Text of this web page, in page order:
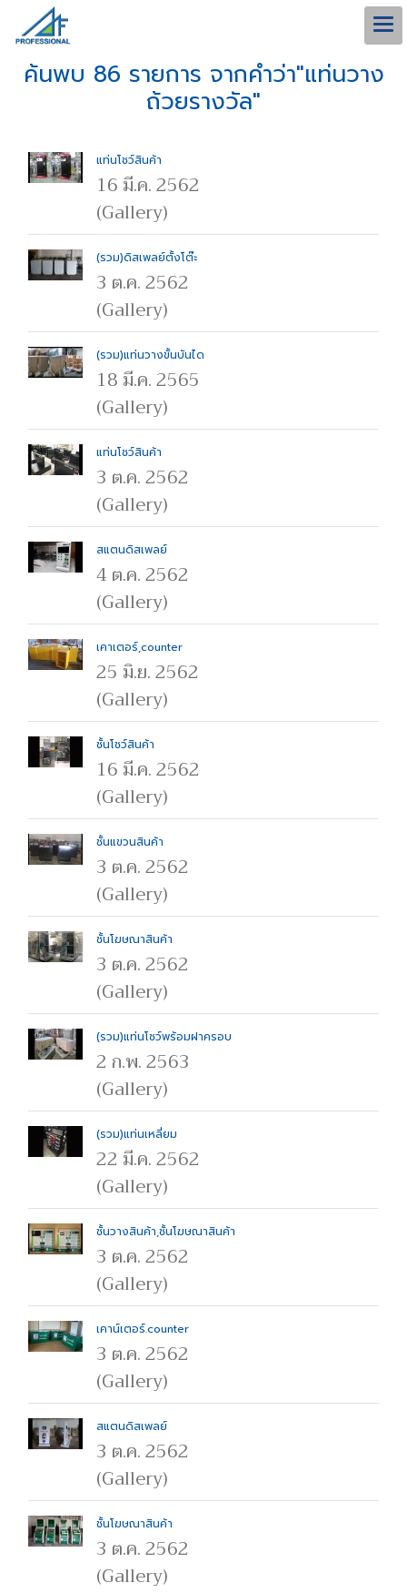
ค้นพบ 86 รายการ จากคำว่า"แท่นวาง
ถ้วยรางวัล"
แท่นโชว์สินค้า
16 มี.ค. 2562
(Gallery)
(รวม)ดิสเพลย์ตั้งโต๊ะ
3 ต.ค. 2562
(Gallery)
(รวม)แท่นวางขั้นบันได
18 มี.ค. 2565
(Gallery)
แท่นโชว์สินค้า
3 ต.ค. 2562
(Gallery)
สแตนดิสเพลย์
4 ต.ค. 2562
(Gallery)
เคาเตอร์,counter
25 มิ.ย. 2562
(Gallery)
ชั้นโชว์สินค้า
16 มี.ค. 2562
(Gallery)
ชั้นแขวนสินค้า
3 ต.ค. 2562
(Gallery)
ชั้นโฆษณาสินค้า
3 ต.ค. 2562
(Gallery)
(รวม)แท่นโชว์พร้อมฝาครอบ
2 ก.พ. 2563
(Gallery)
(รวม)แท่นเหลี่ยม
22 มี.ค. 2562
(Gallery)
ชั้นวางสินค้า,ชั้นโฆษณาสินค้า
3 ต.ค. 2562
(Gallery)
เคาน์เตอร์.counter
3 ต.ค. 2562
(Gallery)
สแตนดิสเพลย์
3 ต.ค. 2562
(Gallery)
ชั้นโฆษณาสินค้า
3 ต.ค. 2562
(Gallery)